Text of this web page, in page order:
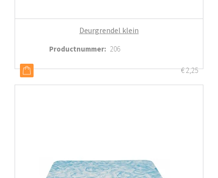
Deurgrendel klein
Productnummer: 206
€2,25